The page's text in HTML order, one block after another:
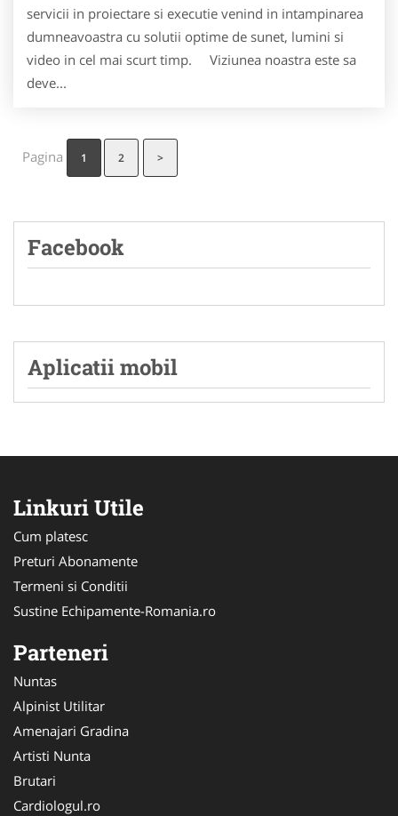
servicii in proiectare si executie venind in intampinarea
dumneavoastra cu solutii optime de sunet, lumini si
video in cel mai scurt timp. Viziunea noastra este sa
deve...
Pagina 1 2 >
Facebook
Aplicatii mobil
Linkuri Utile
Cum platesc
Preturi Abonamente
Termeni si Conditii
Sustine Echipamente-Romania.ro
Parteneri
Nuntas
Alpinist Utilitar
Amenajari Gradina
Artisti Nunta
Brutari
Cardiologul.ro